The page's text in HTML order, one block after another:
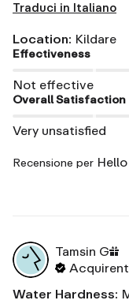
Traduci in Italiano
Location: Kildare
Effectiveness
Not effective
Overall Satisfaction
Very unsatisfied
Recensione per
Tamsin G
Water Hardness: